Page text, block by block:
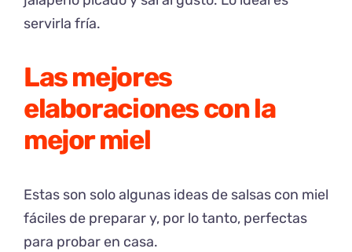
servirla fría.
Las mejores
elaboraciones con la
mejor miel
Estas son solo algunas ideas de salsas con miel
fáciles de preparar y, por lo tanto, perfectas
para probar en casa.